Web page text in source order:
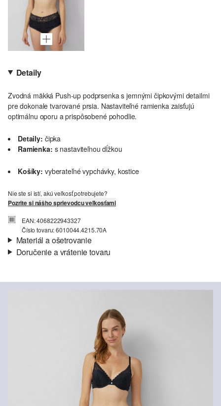
Detaily
Zvodná mäkká Push-up podprsenka s jemnými čipkovými detailmi
pre dokonale tvarované prsia. Nastaviteľné ramienka zaisťujú
optimálnu oporu a prispôsobené pohodlie.
Detaily: čipka
Ramienka: s nastaviteľnou dĺžkou
Košíky: vyberateľné vypchávky, kostice
Nie ste si istí, akú veľkosť potrebujete?
Pozrite si nášho sprievodcu veľkosťami
EAN: 4068222943327
Číslo tovaru: 6010044.4215.70A
Materiál a ošetrovanie
Doručenie a vrátenie tovaru
Vaša objednávka bude odoslaná do 4-8 pracovných dní
štandardné doručenie sú 4,95 €
Svoj tovar nám môžete bezplatne vrátiť do 14 dní.